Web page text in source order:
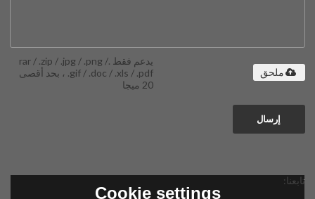
يدعم فقط .rar / .zip / .jpg / .png /
.gif / .doc / .xls / .pdf ، بحد أقصى
20 ميجا
ملحق
إرسال
تابعنا:
Cookie settings